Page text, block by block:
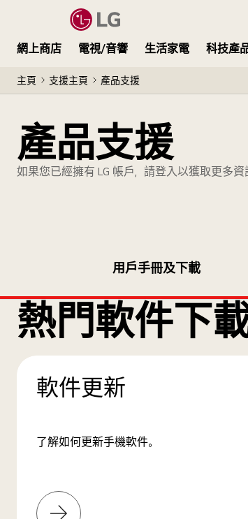
網上商店 電視/音響 生活家電 科技產
主頁 支援主頁 產品支援
產品支援
如果您已經擁有 LG 帳戶，請登入以獲取更多資
用戶手冊及下載
熱門軟件下
軟件更新
了解如何更新手機軟件。
解